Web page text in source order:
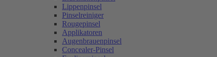
Lippenpinsel
Pinselreiniger
Rougepinsel
Applikatoren
Augenbrauenpinsel
Concealer-Pinsel